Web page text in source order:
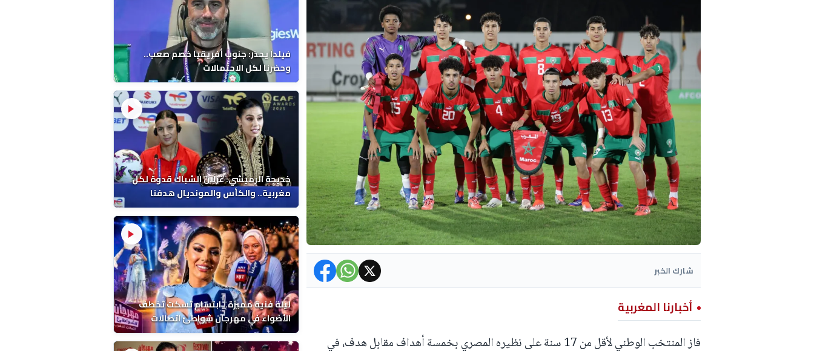
فيلدا يحذر: جنوب أفريقيا خصم صعب..
وحضرنا لكل الاحتمالات
خديجة الرميشي: غزلان الشباك قدوة لكل
مغربية.. والكأس والمونديال هدفنا
ليلة فنية مميزة.. ابتسام تسكت تخطف
الأضواء في مهرجان شواطئ اتصالات
المغرب بالمضيق
شارك الخبر
أخبارنا المغربية
فاز المنتخب الوطني لأقل من 17 سنة على نظيره المصري بخمسة أهداف مقابل هدف، في